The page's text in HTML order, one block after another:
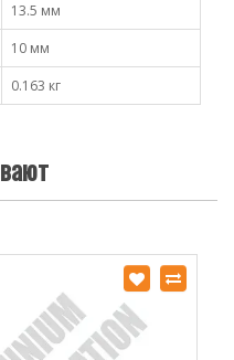
13.5 мм
10 мм
0.163 кг